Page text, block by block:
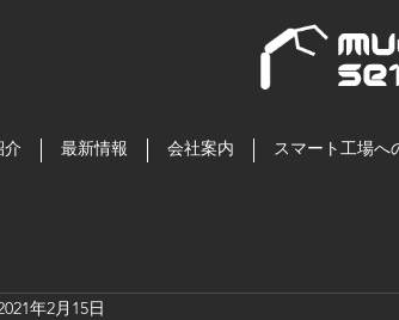
介 最新情報 会社案内 スマート工場へ
年2月15日